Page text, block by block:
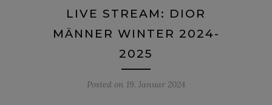
LIVE STREAM: DIOR
MÄNNER WINTER 2024-
2025
Posted on 19. Januar 2024